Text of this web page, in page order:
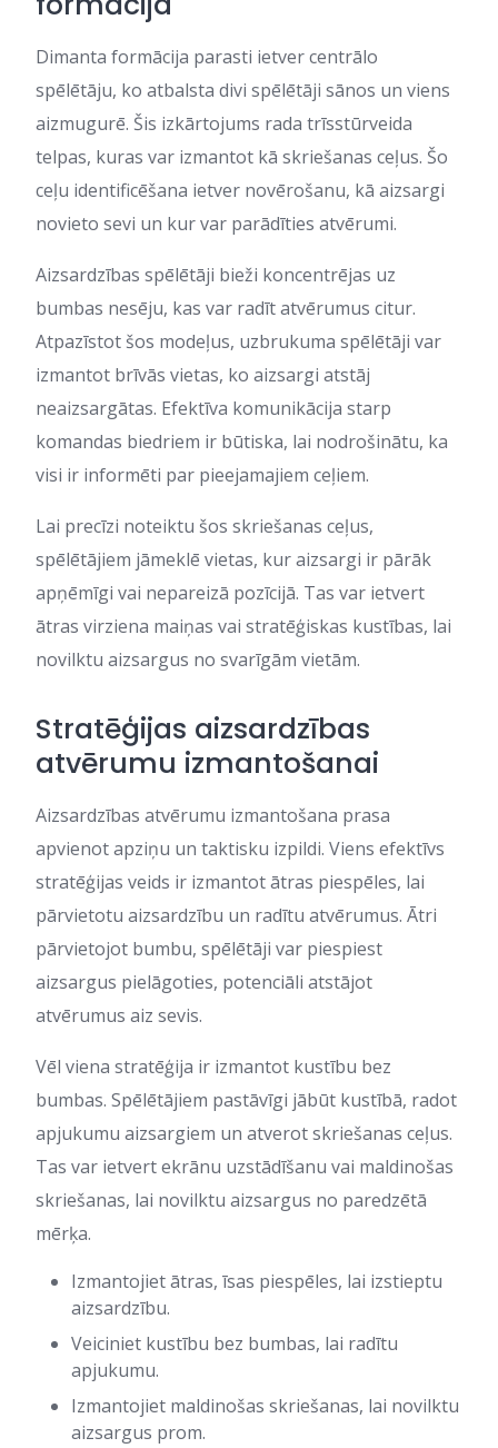
Dimanta formācija parasti ietver centrālo
spēlētāju, ko atbalsta divi spēlētāji sānos un viens
aizmugurē. Šis izkārtojums rada trīsstūrveida
telpas, kuras var izmantot kā skriešanas ceļus. Šo
ceļu identificēšana ietver novērošanu, kā aizsargi
novieto sevi un kur var parādīties atvērumi.
Aizsardzības spēlētāji bieži koncentrējas uz
bumbas nesēju, kas var radīt atvērumus citur.
Atpazīstot šos modeļus, uzbrukuma spēlētāji var
izmantot brīvās vietas, ko aizsargi atstāj
neaizsargātas. Efektīva komunikācija starp
komandas biedriem ir būtiska, lai nodrošinātu, ka
visi ir informēti par pieejamajiem ceļiem.
Lai precīzi noteiktu šos skriešanas ceļus,
spēlētājiem jāmeklē vietas, kur aizsargi ir pārāk
apņēmīgi vai nepareizā pozīcijā. Tas var ietvert
ātras virziena maiņas vai stratēģiskas kustības, lai
novilktu aizsargus no svarīgām vietām.
Stratēģijas aizsardzības
atvērumu izmantošanai
Aizsardzības atvērumu izmantošana prasa
apvienot apziņu un taktisku izpildi. Viens efektīvs
stratēģijas veids ir izmantot ātras piespēles, lai
pārvietotu aizsardzību un radītu atvērumus. Ātri
pārvietojot bumbu, spēlētāji var piespiest
aizsargus pielāgoties, potenciāli atstājot
atvērumus aiz sevis.
Vēl viena stratēģija ir izmantot kustību bez
bumbas. Spēlētājiem pastāvīgi jābūt kustībā, radot
apjukumu aizsargiem un atverot skriešanas ceļus.
Tas var ietvert ekrānu uzstādīšanu vai maldinošas
skriešanas, lai novilktu aizsargus no paredzētā
mērķa.
Izmantojiet ātras, īsas piespēles, lai izstieptu
aizsardzību.
Veiciniet kustību bez bumbas, lai radītu
apjukumu.
Izmantojiet maldinošas skriešanas, lai novilktu
aizsargus prom.